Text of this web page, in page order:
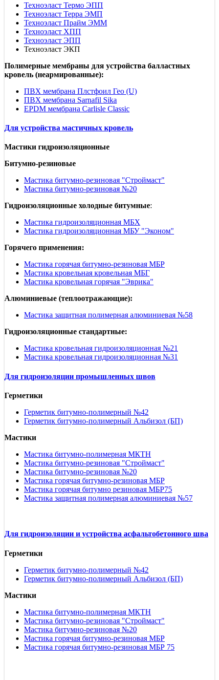
Техноэласт Термо ЭПП
Техноэласт Терра ЭМП
Техноэласт Прайм ЭММ
Техноэласт ХПП
Техноэласт ЭПП
Техноэласт ЭКП
Полимерные мембраны для устройства балластных
кровель (неармированные):
ПВХ мембрана Плстфоил Гео (U)
ПВХ мембрана Sarnafil Sika
EPDM мембрана Carlisle Classic
Для устройства мастичных кровель
Мастики гидроизоляционные
Битумно-резиновые
Мастика битумно-резиновая "Строймаст"
Мастика битумно-резиновая №20
Гидроизоляционные холодные битумные:
Мастика гидроизоляционная МБХ
Мастика гидроизоляционная МБУ "Эконом"
Горячего применения:
Мастика горячая битумно-резиновая МБР
Мастика кровельная кровельная МБГ
Мастика кровельная горячая "Эврика"
Алюминиевые (теплоотражающие):
Мастика защитная полимерная алюминиевая №58
Гидроизоляционные стандартные:
Мастика кровельная гидроизоляционная №21
Мастика кровельная гидроизоляционная №31
Для гидроизоляции промышленных швов
Герметики
Герметик битумно-полимерный №42
Герметик битумно-полимерный Альбизол (БП)
Мастики
Мастика битумно-полимерная МКТН
Мастика битумно-резиновая "Строймаст"
Мастика битумно-резиновая №20
Мастика горячая битумно-резиновая МБР
Мастика горячая битумно резиновая МБР75
Мастика защитная полимерная алюминиевая №57
Для гидроизоляции и устройства асфальтобетонного шва
Герметики
Герметик битумно-полимерный №42
Герметик битумно-полимерный Альбизол (БП)
Мастики
Мастика битумно-полимерная МКТН
Мастика битумно-резиновая "Строймаст"
Мастика битумно-резиновая №20
Мастика горячая битумно-резиновая МБР
Мастика горячая битумно-резиновая МБР 75